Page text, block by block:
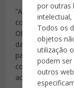
por outras
Todos os
objetos
utilização
podem
outros
“A dignidade
compatível
Obviamente
da República”,
país. “Quero
consciência
acrescentou.